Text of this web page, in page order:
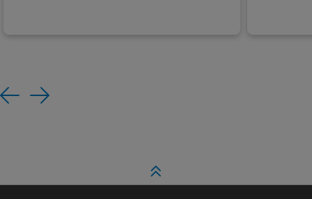
Previous
Next